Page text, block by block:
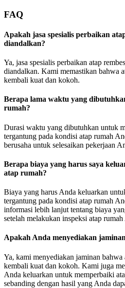
FAQ
Apakah jasa spesialis perbaikan
diandalkan?
Ya, jasa spesialis perbaikan atap
diandalkan. Kami memastikan bahwa
kembali kuat dan kokoh.
Berapa lama waktu yang
rumah?
Durasi waktu yang dibutuhkan untuk
tergantung pada kondisi atap rumah
berusaha untuk selesaikan pekerjaan
Berapa biaya yang harus saya
atap rumah?
Biaya yang harus Anda keluarkan
tergantung pada kondisi atap rumah
informasi lebih lanjut tentang biaya
setelah melakukan inspeksi atap rumah
Apakah Anda menyediakan
Ya, kami menyediakan jaminan bahwa
kembali kuat dan kokoh. Kami juga
Anda keluarkan untuk memperbaiki
sebanding dengan hasil yang Anda